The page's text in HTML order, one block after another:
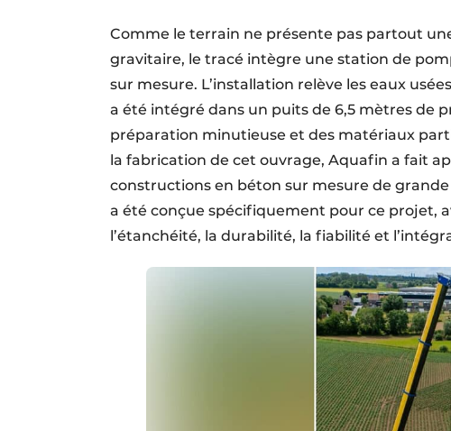
Comme le terrain ne présente pas partout
gravitaire, le tracé intègre une station de
sur mesure. L’installation relève les eaux
a été intégré dans un puits de 6,5 mètres de
préparation minutieuse et des matériaux
la fabrication de cet ouvrage, Aquafin a fait
constructions en béton sur mesure de
a été conçue spécifiquement pour ce projet,
l’étanchéité, la durabilité, la fiabilité et